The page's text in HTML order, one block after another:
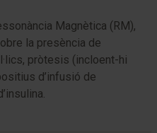
Magnètica (RM),
la presència de
pròtesis (incloent-hi
d’infusió de